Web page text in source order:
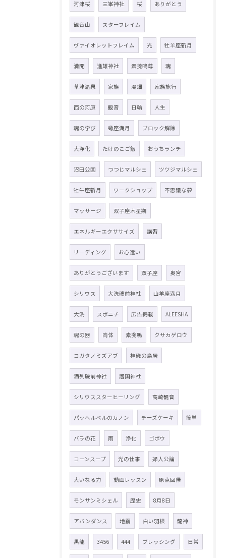
河津桜 三峯神社 桜 ありがとう
観音山 スターフレイム
ヴァイオレットフレイム 光 牡羊座新月
満開 進雄神社 素戔嗚尊 魂
草津温泉 家族 湯畑 家族旅行
西の河原 観音 日輪 人生
魂の学び 蠍座満月 ブロック解除
大浄化 たけのこご飯 おうちランチ
沼田公園 つつじマルシェ ツツジマルシェ
牡牛座新月 ワークショップ 不思議な夢
マッサージ 双子座木星期
エネルギーエクササイズ 講習
リーディング お心遣い
ありがとうございます 双子座 奥宮
シリウス 大洗磯前神社 山羊座満月
大洗 スポニチ 広告掲載 ALEESHA
魂の器 肉体 素戔嗚 クサカゲロウ
コガタノミズアブ 神磯の鳥居
酒列磯前神社 護国神社
シリウススターヒーリング 高崎観音
パッヘルベルのカノン チーズケーキ 簡単
バラの花 雨 浄化 ゴボウ
コーンスープ 光の仕事 婦人公論
大いなる力 動画レッスン 原点回帰
モンサンミシェル 歴史 8月8日
アバンダンス 地震 白い羽根 龍神
黒龍 3456 444 ブレッシング 日常